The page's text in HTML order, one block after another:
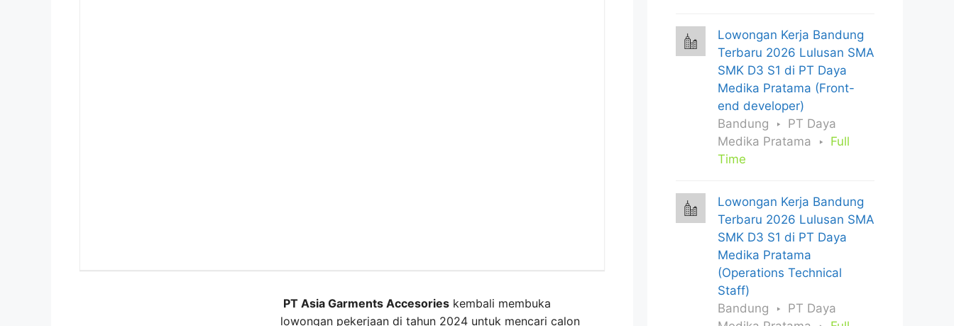
PT Asia Garments Accesories kembali membuka
lowongan pekerjaan di tahun 2024 untuk mencari calon
Lowongan Kerja Bandung
Terbaru 2026 Lulusan SMA
SMK D3 S1 di PT Daya
Medika Pratama (Front-
end developer)
Bandung
PT Daya
Medika Pratama
Full
Time
Lowongan Kerja Bandung
Terbaru 2026 Lulusan SMA
SMK D3 S1 di PT Daya
Medika Pratama
(Operations Technical
Staff)
Bandung
PT Daya